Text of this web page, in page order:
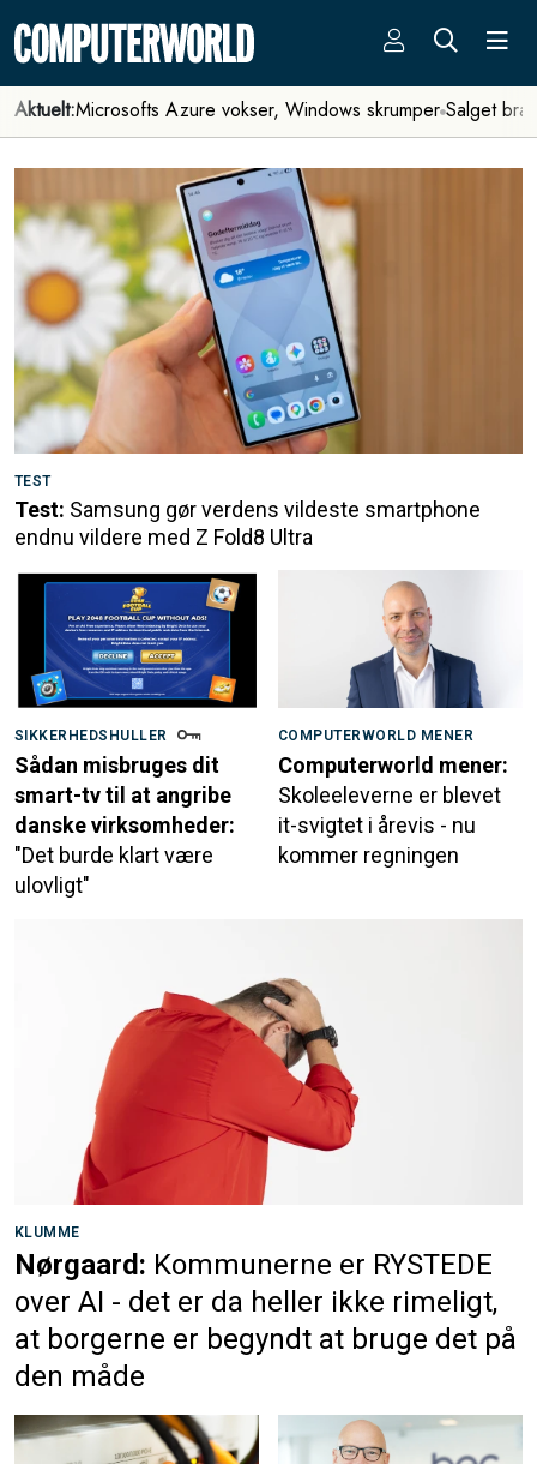
Aktuelt:Microsofts Azure vokser, Windows skrumper Salget
TEST
Test: Samsung gør verdens vildeste smartphone
endnu vildere med Z Fold8 Ultra
SIKKERHEDSHULLER
Sådan misbruges dit
smart-tv til at angribe
danske virksomheder:
"Det burde klart være
ulovligt"
COMPUTERWORLD MENER
Computerworld mener:
Skoleeleverne er blevet
it-svigtet i årevis - nu
kommer regningen
KLUMME
Nørgaard: Kommunerne er RYSTEDE
over AI - det er da heller ikke rimeligt,
at borgerne er begyndt at bruge det på
den måde